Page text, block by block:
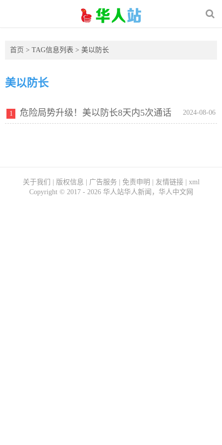
首页 > TAG信息列表 > 美以防长
美以防长
2024-08-06
1 危险局势升级！美以防长8天内5次通话
关于我们 版权信息 广告服务 免责申明 友情链接| xml
Copyright © 2017 - 2026 华人站华人新闻，华人中文网